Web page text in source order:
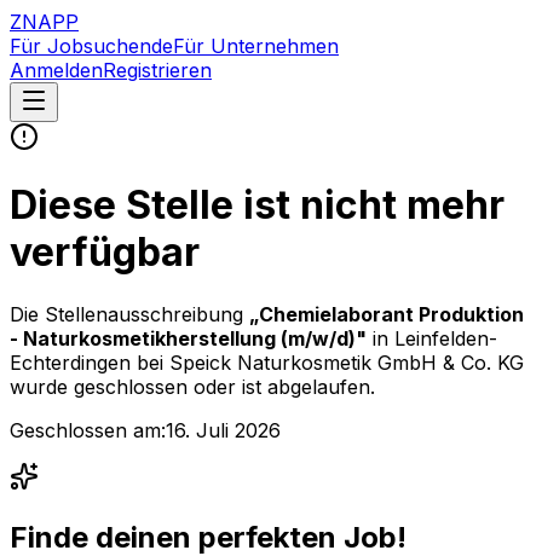
ZNAPP
Für JobsuchendeFür Unternehmen
AnmeldenRegistrieren
Diese Stelle ist nicht mehr
verfügbar
Die Stellenausschreibung „Chemielaborant Produktion
- Naturkosmetikherstellung (m/w/d)" in Leinfelden-
Echterdingen bei Speick Naturkosmetik GmbH & Co. KG
wurde geschlossen oder ist abgelaufen.
Geschlossen am:16. Juli 2026
Finde deinen perfekten Job!